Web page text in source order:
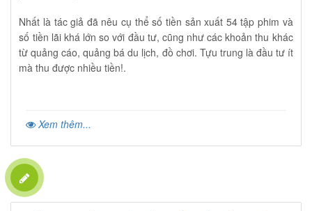
Nhất là tác giả đã nêu cụ thể số tiền sản xuất 54 tập phim và
số tiền lãi khá lớn so với đầu tư, cũng như các khoản thu khác
từ quảng cáo, quảng bá du lịch, đồ chơi. Tựu trung là đầu tư ít
mà thu được nhiều tiền!.
Xem thêm...